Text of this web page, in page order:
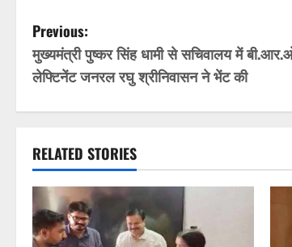
P
o
s
n
a
v
Previous:
मुख्यमंत्री पुष्कर सिंह धामी से सचिवालय में
लेफ्टिनेंट जनरल रघु श्रीनिवासन ने भेंट की
RELATED STORIES